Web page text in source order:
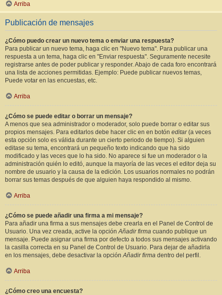
Arriba
Publicación de mensajes
¿Cómo puedo crear un nuevo tema o enviar una respuesta?
Para publicar un nuevo tema, haga clic en "Nuevo tema". Para publicar una
respuesta a un tema, haga clic en "Enviar respuesta". Seguramente necesite
registrarse antes de poder publicar y responder. Abajo de cada foro encontrará
una lista de acciones permitidas. Ejemplo: Puede publicar nuevos temas,
Puede votar en las encuestas, etc.
Arriba
¿Cómo se puede editar o borrar un mensaje?
A menos que sea administrador o moderador, solo puede borrar o editar sus
propios mensajes. Para editarlos debe hacer clic en en botón editar(a veces
esta opción solo es válida durante un cierto periodo de tiempo). Si alguien
editase su tema, encontrará un pequeño texto indicando que ha sido
modificado y las veces que lo ha sido. No aparece si fue un moderador o la
administración quién lo editó, aunque la mayoría de las veces el editor deja su
nombre de usuario y la causa de la edición. Los usuarios normales no podrán
borrar sus temas después de que alguien haya respondido al mismo.
Arriba
¿Cómo se puede añadir una firma a mi mensaje?
Para añadir una firma a sus mensajes debe crearla en el Panel de Control de
Usuario. Una vez creada, active la opciónAñadir firma cuando publique un
mensaje. Puede asignar una firma por defecto a todos sus mensajes activando
la casilla correcta en su Panel de Control de Usuario. Para dejar de añadirla
en los mensajes, debe desactivar la opciónAñadir firma dentro del perfil.
Arriba
¿Cómo creo una encuesta?